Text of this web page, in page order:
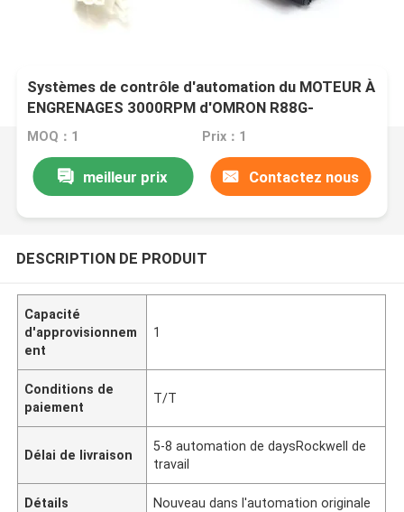
Systèmes de contrôle d'automation du MOTEUR À
ENGRENAGES 3000RPM d'OMRON R88G-
HPG50A213K0B 3KW
MOQ：1 Prix：1
meilleur prix Contactez nous
DESCRIPTION DE PRODUIT
Capacité
d'approvisionnem
ent
1
Conditions de
paiement
T/T
Délai de livraison
5-8 automation de daysRockwell de
travail
Détails
Nouveau dans l'automation originale